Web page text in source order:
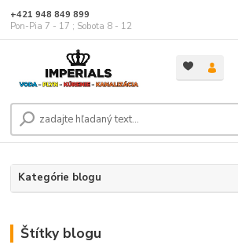
+421 948 849 899
Pon-Pia 7 - 17 ; Sobota 8 - 12
Kategórie blogu
Štítky blogu